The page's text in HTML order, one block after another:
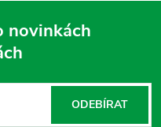
novinkách
ODEBÍRAT